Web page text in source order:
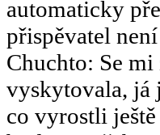
automaticky
přispěvatel
Chuchto: Se
vyskytovala, já
co vyrostli